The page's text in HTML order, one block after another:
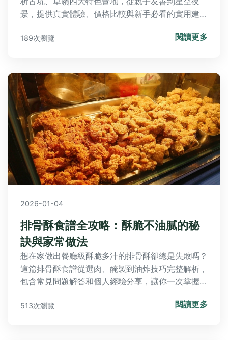
景，提供真實體驗、價格比較與新手必看的實用建
189次瀏覽 閱讀更多
2026-01-04
排骨酥食譜全攻略：酥脆不油膩的秘
訣與家常做法
想在家做出餐廳級酥脆多汁的排骨酥卻總是失敗嗎？
這篇排骨酥食譜從選肉、醃製到油炸技巧完整解析，
包含常見問題解答和個人經驗分享，讓你一次掌握黃
513次瀏覽 閱讀更多